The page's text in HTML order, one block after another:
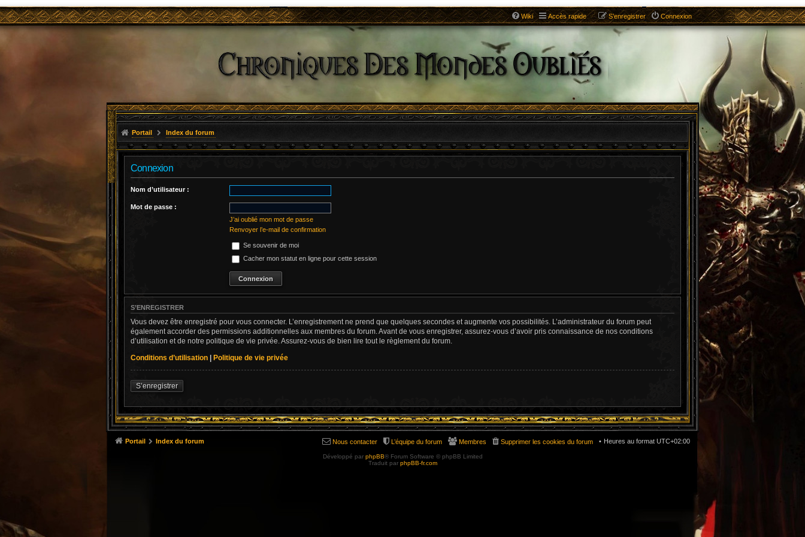
Wiki Accès rapide Connexion
S’enregistrer
Portail Index du forum
Connexion
Nom d’utilisateur :
Mot de passe :
J’ai oublié mon mot de passe
Renvoyer l’e-mail de confirmation
Se souvenir de moi
Cacher mon statut en ligne pour cette session
S’ENREGISTRER
Vous devez être enregistré pour vous connecter. L’enregistrement ne prend que quelques secondes et augmente vos possibilités. L’administrateur du forum peut
également accorder des permissions additionnelles aux membres du forum. Avant de vous enregistrer, assurez-vous d’avoir pris connaissance de nos conditions
d’utilisation et de notre politique de vie privée. Assurez-vous de bien lire tout le règlement du forum.
Conditions d’utilisation | Politique de vie privée
S’enregistrer
Portail Index du forum Heures au format UTC+02:00
Supprimer les cookies du forum
Membres
L’équipe du forum
Nous contacter
Développé par phpBB® Forum Software © phpBB Limited
Traduit par phpBB-fr.com